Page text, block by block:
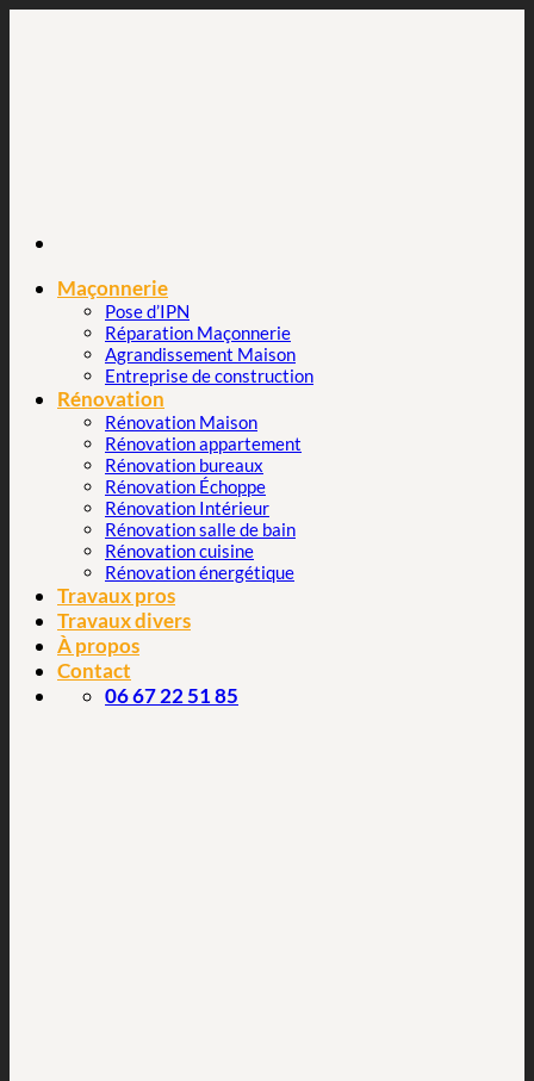
Maçonnerie
Pose d’IPN
Réparation Maçonnerie
Agrandissement Maison
Entreprise de construction
Rénovation
Rénovation Maison
Rénovation appartement
Rénovation bureaux
Rénovation Échoppe
Rénovation Intérieur
Rénovation salle de bain
Rénovation cuisine
Rénovation énergétique
Travaux pros
Travaux divers
À propos
Contact
06 67 22 51 85